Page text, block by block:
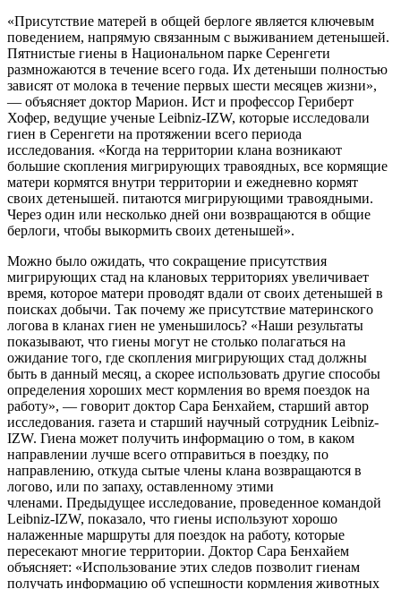
«Присутствие матерей в общей берлоге является ключевым
поведением, напрямую связанным с выживанием детенышей.
Пятнистые гиены в Национальном парке Серенгети
размножаются в течение всего года. Их детеныши полностью
зависят от молока в течение первых шести месяцев жизни»,
— объясняет доктор Марион. Ист и профессор Гериберт
Хофер, ведущие ученые Leibniz-IZW, которые исследовали
гиен в Серенгети на протяжении всего периода
исследования. «Когда на территории клана возникают
большие скопления мигрирующих травоядных, все кормящие
матери кормятся внутри территории и ежедневно кормят
своих детенышей. питаются мигрирующими травоядными.
Через один или несколько дней они возвращаются в общие
берлоги, чтобы выкормить своих детенышей».
Можно было ожидать, что сокращение присутствия
мигрирующих стад на клановых территориях увеличивает
время, которое матери проводят вдали от своих детенышей в
поисках добычи. Так почему же присутствие материнского
логова в кланах гиен не уменьшилось? «Наши результаты
показывают, что гиены могут не столько полагаться на
ожидание того, где скопления мигрирующих стад должны
быть в данный месяц, а скорее использовать другие способы
определения хороших мест кормления во время поездок на
работу», — говорит доктор Сара Бенхайем, старший автор
исследования. газета и старший научный сотрудник Leibniz-
IZW. Гиена может получить информацию о том, в каком
направлении лучше всего отправиться в поездку, по
направлению, откуда сытые члены клана возвращаются в
логово, или по запаху, оставленному этими
членами. Предыдущее исследование, проведенное командой
Leibniz-IZW, показало, что гиены используют хорошо
налаженные маршруты для поездок на работу, которые
пересекают многие территории. Доктор Сара Бенхайем
объясняет: «Использование этих следов позволит гиенам
получать информацию об успешности кормления животных